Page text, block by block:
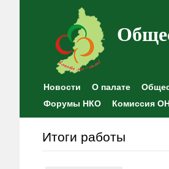
Новости О палате
Форумы НКО
Комиссия
Итоги работы